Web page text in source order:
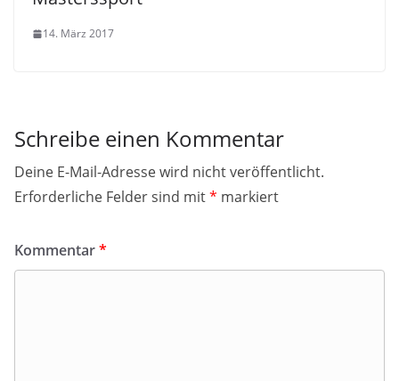
14. März 2017
Schreibe einen Kommentar
Deine E-Mail-Adresse wird nicht veröffentlicht.
Erforderliche Felder sind mit* markiert
Kommentar*